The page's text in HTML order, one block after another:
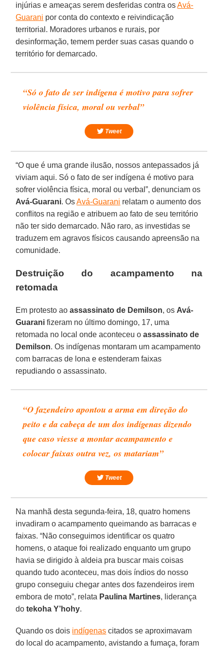
injúrias e ameaças serem desferidas contra osAvá-
Guarani por conta do contexto e reivindicação
territorial. Moradores urbanos e rurais, por
desinformação, temem perder suas casas quando o
território for demarcado.
“Só o fato de ser indígena é motivo para sofrer
violência física, moral ou verbal”
Tweet
“O que é uma grande ilusão, nossos antepassados já
viviam aqui. Só o fato de ser indígena é motivo para
sofrer violência física, moral ou verbal”, denunciam os
Avá-Guarani. OsAvá-Guarani relatam o aumento dos
conflitos na região e atribuem ao fato de seu território
não ter sido demarcado. Não raro, as investidas se
traduzem em agravos físicos causando apreensão na
comunidade.
Destruição do acampamento na
retomada
Em protesto aoassassinato de Demilson, os Avá-
Guarani fizeram no último domingo, 17, uma
retomada no local onde aconteceu oassassinato de
Demilson. Os indígenas montaram um acampamento
com barracas de lona e estenderam faixas
repudiando o assassinato.
“O fazendeiro apontou a arma em direção do
peito e da cabeça de um dos indígenas dizendo
que caso viesse a montar acampamento e
colocar faixas outra vez, os matariam”
Tweet
Na manhã desta segunda-feira, 18, quatro homens
invadiram o acampamento queimando as barracas e
faixas. “Não conseguimos identificar os quatro
homens, o ataque foi realizado enquanto um grupo
havia se dirigido à aldeia pra buscar mais coisas
quando tudo aconteceu, mas dois índios do nosso
grupo conseguiu chegar antes dos fazendeiros irem
embora de moto”, relata Paulina Martines, liderança
dotekoha Y’hohy.
Quando os dois indígenas citados se aproximavam
do local do acampamento, avistando a fumaça, foram